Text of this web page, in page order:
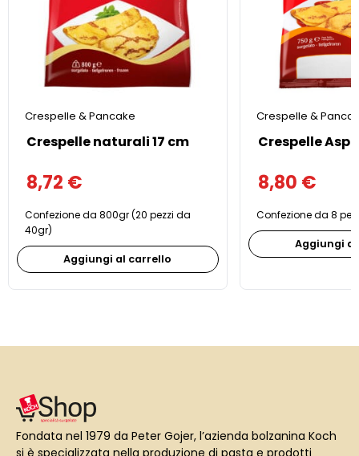
Crespelle & Pancake
Crespelle naturali 17 cm
8,72 €
Confezione da 800gr (20 pezzi da
40gr)
Aggiungi al carrello
Crespelle &
Crespelle
8,80 €
Confezione da 8
Aggiungi
Fondata nel 1979 da Peter Gojer, l’azienda bolzanina Koch